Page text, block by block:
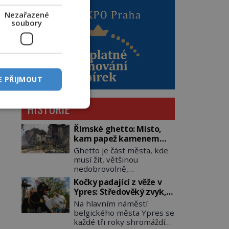
HISTORIE
Římské ghetto: Místo,
kam papež kamenem
dohodil
Ghetto je část města, kde
musí žít, většinou
nedobrovolně,
náboženská, rasová nebo
národnostní menšina
obyvatel. Bohaté
historické zkušenosti mají
s takovým životem Židé. Už
od středověku jsou totiž v
Kočky padající z věže v
Ypres: Středověký zvyk,
který dodnes budí
rozpaky
Na hlavním náměstí
belgického města Ypres se
každé tři roky shromáždí
Nezařazené
soubory
PŘIJMOUT